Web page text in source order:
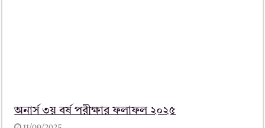
অনার্স ৩য় বর্ষ পরীক্ষার ফলাফল ২০২৫